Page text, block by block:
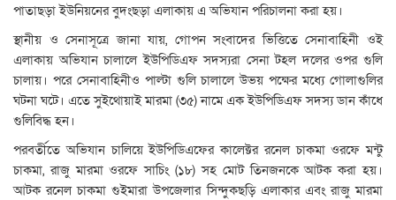
পাতাছড়া ইউনিয়নের বুদংছড়া এলাকায় এ অভিযান পরিচালনা করা হয়।
স্থানীয় ও সেনাসূত্রে জানা যায়, গোপন সংবাদের ভিত্তিতে সেনাবাহিনী ওই
এলাকায় অভিযান চালালে ইউপিডিএফ সদস্যরা সেনা টহল দলের ওপর গুলি
চালায়। পরে সেনাবাহিনীও পাল্টা গুলি চালালে উভয় পক্ষের মধ্যে গোলাগুলির
ঘটনা ঘটে। এতে সুইথোয়াই মারমা (৩৫) নামে এক ইউপিডিএফ সদস্য ডান কাঁধে
গুলিবিদ্ধ হন।
পরবর্তীতে অভিযান চালিয়ে ইউপিডিএফের কালেক্টর রনেল চাকমা ওরফে মন্টু
চাকমা, রাজু মারমা ওরফে সাচিং (১৮) সহ মোট তিনজনকে আটক করা হয়।
আটক রনেল চাকমা গুইমারা উপজেলার সিন্দুকছড়ি এলাকার এবং রাজু মারমা